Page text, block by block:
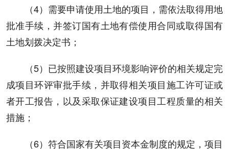
（4）需要申请使用土地的项目，需依法取得用地
批准手续，并签订国有土地有偿使用合同或取得国有
土地划拨决定书；
（5）已按照建设项目环境影响评价的相关规定完
成项目环评审批手续，并取得相关项目施工许可证或
者开工报告，以及采取保证建设项目工程质量的相关
措施；
（6）符合国家有关项目资本金制度的规定，项目